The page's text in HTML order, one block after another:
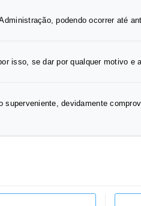
podendo ocorrer até
isso, se dar por qualquer motivo e
superveniente, devidamente